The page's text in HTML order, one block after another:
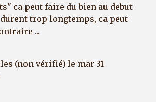
ca peut faire du bien au debut
trop longtemps, ca peut
...
(non vérifié) le mar 31